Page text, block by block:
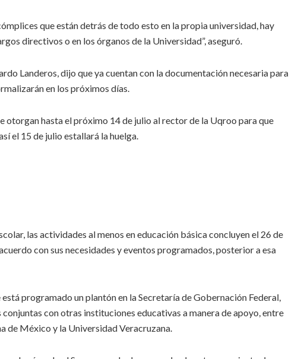
que están detrás de todo esto en la propia universidad, hay
directivos o en los órganos de la Universidad”, aseguró.
Landeros, dijo que ya cuentan con la documentación necesaria para
en los próximos días.
otorgan hasta el próximo 14 de julio al rector de la Uqroo para que
el 15 de julio estallará la huelga.
las actividades al menos en educación básica concluyen el 26 de
con sus necesidades y eventos programados, posterior a esa
programado un plantón en la Secretaría de Gobernación Federal,
con otras instituciones educativas a manera de apoyo, entre
de México y la Universidad Veracruzana.